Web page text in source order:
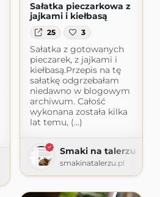
Sałatka pieczarkowa z
jajkami i kiełbasą
25 3
Sałatka z gotowanych
pieczarek, z jajkami i
kiełbasą.Przepis na tę
sałatkę odgrzebałam
niedawno w blogowym
archiwum. Całość
wykonana została kilka
lat temu, (...)
Smaki na talerzu
smakinatalerzu.pl